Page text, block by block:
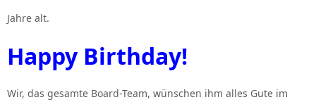
Jahre alt.
Happy Birthday!
Wir, das gesamte Board-Team, wünschen ihm alles Gute im